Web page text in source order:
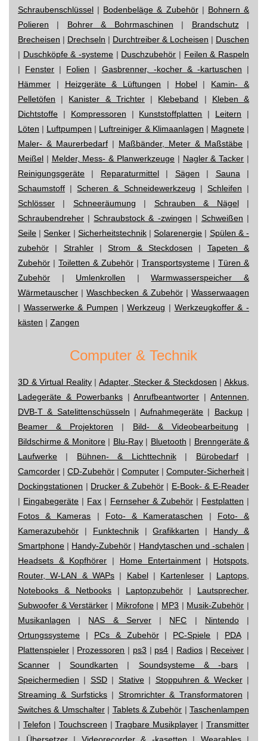
Schraubenschlüssel | Bodenbeläge & Zubehör| Bohnern &
Polieren | Bohrer & Bohrmaschinen | Brandschutz|
Brecheisen | Drechseln | Durchtreiber & Locheisen | Duschen
| Duschköpfe & -systeme | Duschzubehör | Feilen & Raspeln
| Fenster | Folien | Gasbrenner, -kocher & -kartuschen |
Hämmer | Heizgeräte & Lüftungen | Hobel| Kamin- &
Pelletöfen | Kanister & Trichter| Klebeband | Kleben &
Dichtstoffe | Kompressoren | Kunststoffplatten | Leitern |
Löten | Luftpumpen | Luftreiniger & Klimaanlagen | Magnete|
Maler- & Maurerbedarf | Maßbänder, Meter & Maßstäbe |
Meißel | Melder, Mess- & Planwerkzeuge | Nagler & Tacker |
Reinigungsgeräte | Reparaturmittel| Sägen | Sauna |
Schaumstoff |Scheren & Schneidewerkzeug | Schleifen |
Schlösser | Schneeräumung | Schrauben & Nägel|
Schraubendreher |Schraubstock & -zwingen | Schweißen |
Seile |Senker | Sicherheitstechnik|Solarenergie | Spülen & -
zubehör | Strahler|Strom & Steckdosen | Tapeten &
Zubehör | Toiletten & Zubehör | Transportsysteme | Türen &
Zubehör | Umlenkrollen |Warmwasserspeicher &
Wärmetauscher |Waschbecken & Zubehör|Wasserwaagen
| Wasserwerke & Pumpen |Werkzeug | Werkzeugkoffer & -
kästen | Zangen
Computer & Technik
3D & Virtual Reality|Adapter, Stecker & Steckdosen |Akkus,
Ladegeräte & Powerbanks|Anrufbeantworter |Antennen,
DVB-T & Satelittenschüsseln |Aufnahmegeräte | Backup|
Beamer & Projektoren | Bild- & Videobearbeitung |
Bildschirme & Monitore| Blu-Ray| Bluetooth | Brenngeräte &
Laufwerke | Bühnen- & Lichttechnik| Bürobedarf|
Camcorder | CD-Zubehör | Computer | Computer-Sicherheit |
Dockingstationen | Drucker & Zubehör| E-Book- & E-Reader
| Eingabegeräte | Fax | Fernseher & Zubehör| Festplatten |
Fotos & Kameras | Foto- & Kamerataschen | Foto- &
Kamerazubehör | Funktechnik|Grafikkarten | Handy &
Smartphone | Handy-Zubehör | Handytaschen und -schalen |
Headsets & Kopfhörer | Home Entertainment| Hotspots,
Router, W-LAN & WAPs | Kabel| Kartenleser | Laptops,
Notebooks & Netbooks | Laptopzubehör | Lautsprecher,
Subwoofer & Verstärker | Mikrofone| MP3 | Musik-Zubehör |
Musikanlagen | NAS & Server| NFC | Nintendo|
Ortungssysteme | PCs & Zubehör| PC-Spiele | PDA|
Plattenspieler | Prozessoren | ps3 | ps4 | Radios| Receiver |
Scanner |Soundkarten | Soundsysteme & -bars|
Speichermedien | SSD| Stative| Stoppuhren & Wecker|
Streaming & Surfsticks| Stromrichter & Transformatoren |
Switches & Umschalter| Tablets & Zubehör | Taschenlampen
| Telefon | Touchscreen |Tragbare Musikplayer | Transmitter